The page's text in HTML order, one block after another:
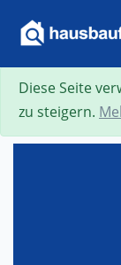
Suche
Diese Seite
zu steigern.